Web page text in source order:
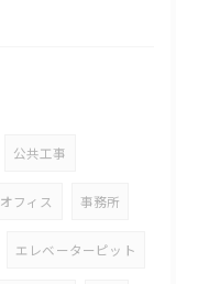
公共工事
オフィス 事務所
エレベーターピット